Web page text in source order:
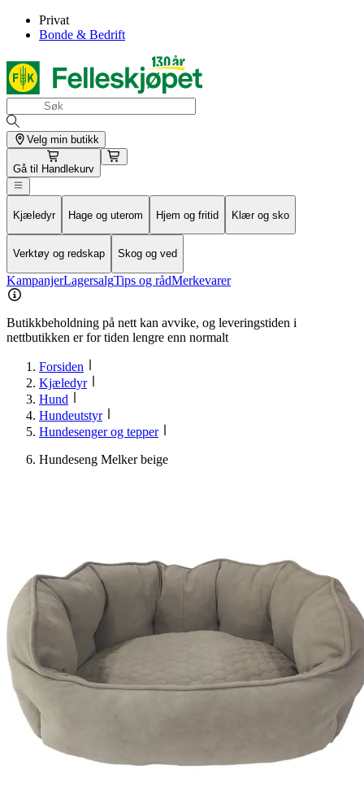
Privat
Bonde & Bedrift
Velg min butikk
Gå til Handlekurv
Kjæledyr Hage og uterom Hjem og fritid Klær og sko
Verktøy og redskap Skog og ved
KampanjerLagersalgTips og rådMerkevarer
Butikkbeholdning på nett kan avvike, og leveringstiden i
nettbutikken er for tiden lengre enn normalt
Forsiden
Kjæledyr
Hund
Hundeutstyr
Hundesenger og tepper
Hundeseng Melker beige